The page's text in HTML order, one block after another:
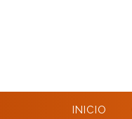
INICIO